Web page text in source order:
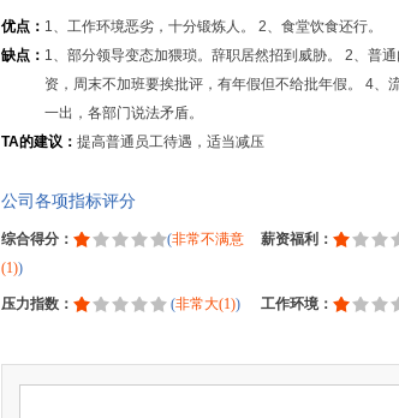
优点： 1、工作环境恶劣，十分锻炼人。 2、食堂饮食还行。
缺点： 1、部分领导变态加猥琐。辞职居然招到威胁。 2、普
资，周末不加班要挨批评，有年假但不给批年假。 4
一出，各部门说法矛盾。
TA的建议： 提高普通员工待遇，适当减压
公司各项指标评分
综合得分： (非常不满意
(1))
薪资福利：
压力指数： (非常大(1)) 工作环境：